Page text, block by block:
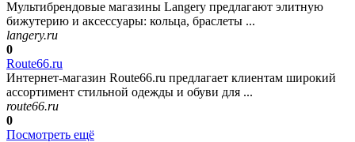
Мультибрендовые магазины Langery предлагают элитную
бижутерию и аксессуары: кольца, браслеты ...
langery.ru
0
Route66.ru
Интернет-магазин Route66.ru предлагает клиентам широкий
ассортимент стильной одежды и обуви для ...
route66.ru
0
Посмотреть ещё